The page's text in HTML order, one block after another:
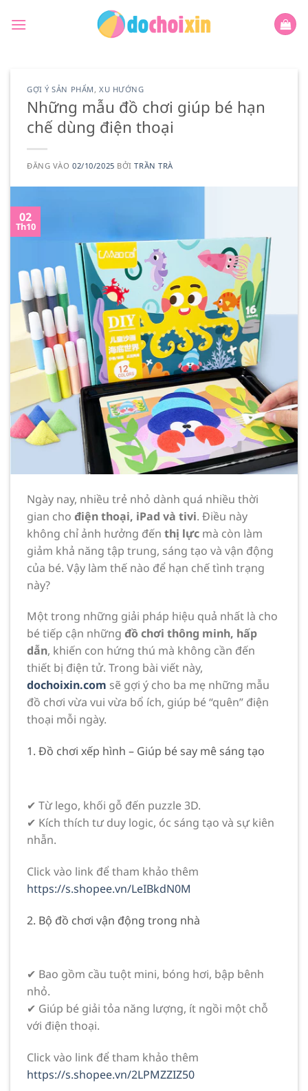
qua
GỢI Ý SẢN PHẨM , XU HƯỚNG
Những mẫu đồ chơi giúp bé hạn
chế dùng điện thoại
ĐĂNG VÀO02/10/2025 BỞITRẦN TRÀ
02
Th10
Ngày nay, nhiều trẻ nhỏ dành quá nhiều thời
gian cho điện thoại, iPad và tivi. Điều này
không chỉ ảnh hưởng đến thị lực mà còn làm
giảm khả năng tập trung, sáng tạo và vận động
của bé. Vậy làm thế nào để hạn chế tình trạng
này?
Một trong những giải pháp hiệu quả nhất là cho
bé tiếp cận những đồ chơi thông minh, hấp
dẫn, khiến con hứng thú mà không cần đến
thiết bị điện tử. Trong bài viết này,
dochoixin.com sẽ gợi ý cho ba mẹ những mẫu
đồ chơi vừa vui vừa bổ ích, giúp bé “quên” điện
thoại mỗi ngày.
1. Đồ chơi xếp hình – Giúp bé say mê sáng tạo
✔ Từ lego, khối gỗ đến puzzle 3D.
✔ Kích thích tư duy logic, óc sáng tạo và sự kiên
nhẫn.
Click vào link để tham khảo thêm
https://s.shopee.vn/LeIBkdN0M
2. Bộ đồ chơi vận động trong nhà
✔ Bao gồm cầu tuột mini, bóng hơi, bập bênh
nhỏ.
✔ Giúp bé giải tỏa năng lượng, ít ngồi một chỗ
với điện thoại.
Click vào link để tham khảo thêm
https://s.shopee.vn/2LPMZZIZ50